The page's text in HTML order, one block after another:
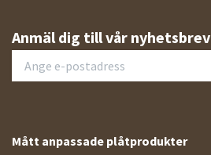
Anmäl dig till vår nyhetsbrev
Mått anpassade plåtprodukter